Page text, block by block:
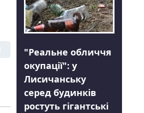
"Реальне обличчя
окупації": у
Лисичанську
серед будинків
ростуть гігантські